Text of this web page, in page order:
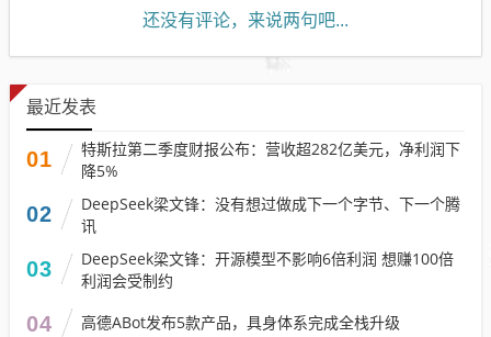
还没有评论，来说两句吧...
最近发表
01
特斯拉第二季度财报公布：营收超282亿美元，净利润下
降5%
02
DeepSeek梁文锋：没有想过做成下一个字节、下一个腾
讯
03
DeepSeek梁文锋：开源模型不影响6倍利润 想赚100倍
利润会受制约
04 高德ABot发布5款产品，具身体系完成全栈升级